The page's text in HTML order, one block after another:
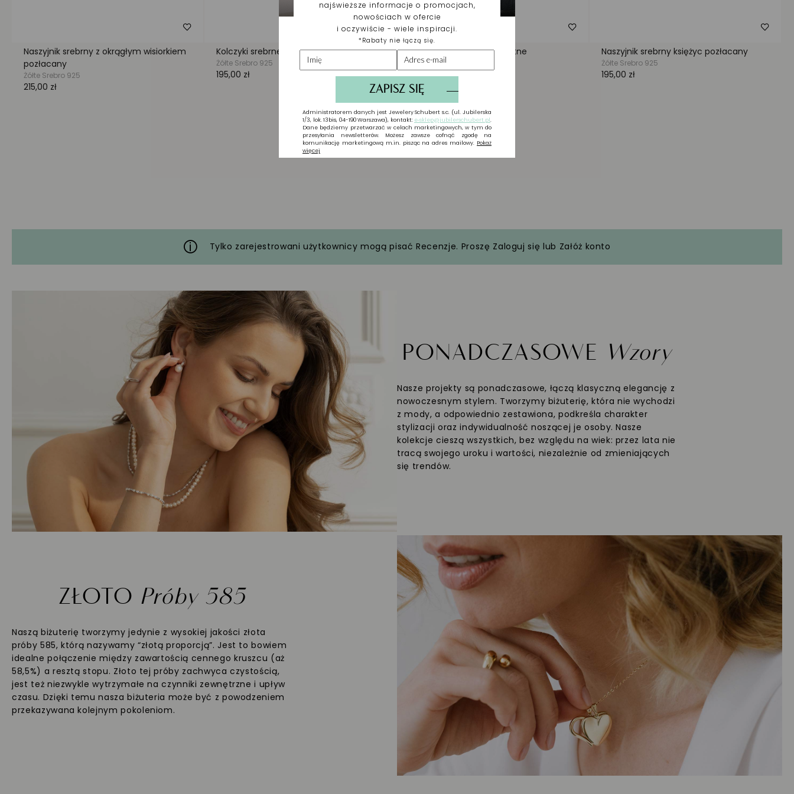
Tylko zarejestrowani użytkownicy mogą pisać Recenzje. Proszę Zaloguj się lub Załóż konto
PONADCZASOWE Wzory
Nasze projekty są ponadczasowe, łączą klasyczną elegancję z
nowoczesnym stylem. Tworzymy biżuterię, która nie wychodzi
z mody, a odpowiednio zestawiona, podkreśla charakter
stylizacji oraz indywidualność noszącej je osoby. Nasze
kolekcje cieszą wszystkich, bez względu na wiek: przez lata nie
tracą swojego uroku i wartości, niezależnie od zmieniających
się trendów.
ZŁOTO Próby 585
Naszą biżuterię tworzymy jedynie z wysokiej jakości złota
próby 585, którą nazywamy “złotą proporcją”. Jest to bowiem
idealne połączenie między zawartością cennego kruszcu (aż
58,5%) a resztą stopu. Złoto tej próby zachwyca czystością,
jest też niezwykle wytrzymałe na czynniki zewnętrzne i upływ
czasu. Dzięki temu nasza biżuteria może być z powodzeniem
przekazywana kolejnym pokoleniom.